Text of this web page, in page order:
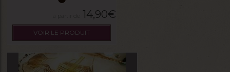
14,90€
VOIR LE PRODUIT